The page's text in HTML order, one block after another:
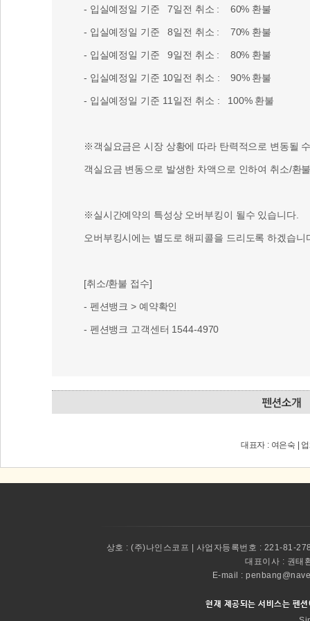
- 입실예정일 기준 7일전 취소 : 60% 환불
- 입실예정일 기준 8일전 취소 : 70% 환불
- 입실예정일 기준 9일전 취소 : 80% 환불
- 입실예정일 기준 10일전 취소 : 90% 환불
- 입실예정일 기준 11일전 취소 : 100% 환불
※객실요금은 시장 상황에 따라 탄력적으로 변동될
객실요금 변동으로 발생한 차액으로 인하여 취소/환
※실시간예약의 특성상 오버부킹이 될수 있습니다.
오버부킹시에는 별도로 해피콜을 드리도록 하겠습니
[취소/환불 접수]
- 펜션뱅크 > 예약확인
- 펜션뱅크 고객센터 1544-4970
대표자 : 여은숙 |
상호 : (주)나인스코프 | 사업자등록번호 : 221-81-
대표이사 : 권태
E-mail :
현재 제공되는 서비스는 펜